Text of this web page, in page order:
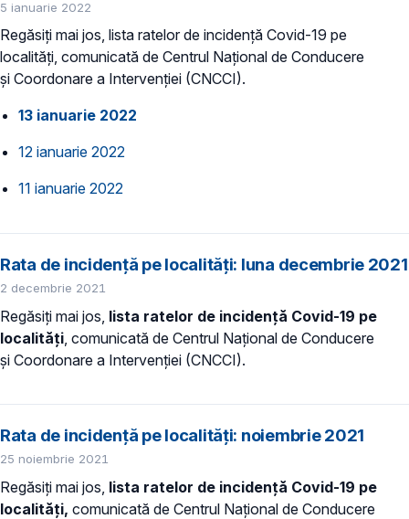
5 ianuarie 2022
Regăsiți mai jos, lista ratelor de incidență Covid-19 pe
localități, comunicată de Centrul Național de Conducere
și Coordonare a Intervenției (CNCCI).
13 ianuarie 2022
12 ianuarie 2022
11 ianuarie 2022
Rata de incidență pe localități: luna decembrie 2021
2 decembrie 2021
Regăsiți mai jos, lista ratelor de incidență Covid-19 pe
localități , comunicată de Centrul Național de Conducere
și Coordonare a Intervenției (CNCCI).
Rata de incidență pe localități: noiembrie 2021
25 noiembrie 2021
Regăsiți mai jos, lista ratelor de incidență Covid-19 pe
localități, comunicată de Centrul Național de Conducere